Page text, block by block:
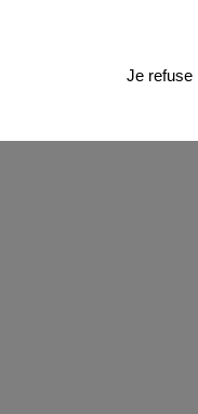
Je refuse